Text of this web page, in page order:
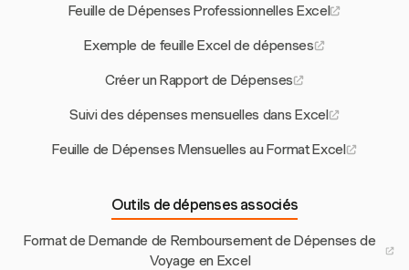
Feuille de Dépenses Professionnelles Excel
Exemple de feuille Excel de dépenses
Créer un Rapport de Dépenses
Suivi des dépenses mensuelles dans Excel
Feuille de Dépenses Mensuelles au Format Excel
Outils de dépenses associés
Format de Demande de Remboursement de Dépenses de
Voyage en Excel